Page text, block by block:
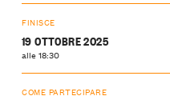
FINISCE
19 OTTOBRE 2025
alle 18:30
COME PARTECIPARE